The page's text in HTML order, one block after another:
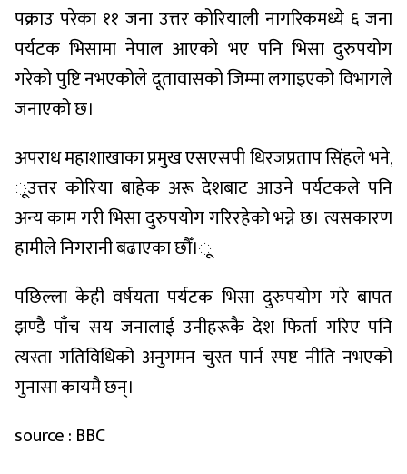
पक्राउ परेका ११ जना उत्तर कोरियाली नागरिकमध्ये ६ जना
पर्यटक भिसामा नेपाल आएको भए पनि भिसा दुरुपयोग
गरेको पुष्टि नभएकोले दूतावासको जिम्मा लगाइएको विभागले
जनाएको छ।
अपराध महाशाखाका प्रमुख एसएसपी धिरजप्रताप सिंहले भने,
ूउत्तर कोरिया बाहेक अरू देशबाट आउने पर्यटकले पनि
अन्य काम गरी भिसा दुरुपयोग गरिरहेको भन्ने छ। त्यसकारण
हामीले निगरानी बढाएका छौँ।ू
पछिल्ला केही वर्षयता पर्यटक भिसा दुरुपयोग गरे बापत
झण्डै पाँच सय जनालाई उनीहरूकै देश फिर्ता गरिए पनि
त्यस्ता गतिविधिको अनुगमन चुस्त पार्न स्पष्ट नीति नभएको
गुनासा कायमै छन्।
source : BBC